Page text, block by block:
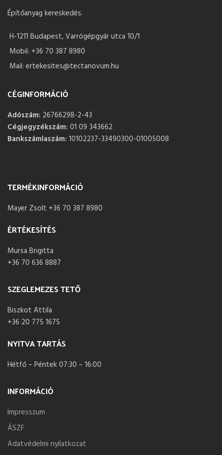
Építőanyag kereskedés.
H-1211 Budapest, Varrógépgyár utca 10/1
Mobil: +36 70 387 8980
Mail: ertekesites@tectanovum.hu
CÉGINFORMÁCIÓ
Adószám: 26766298-2-43
Cégjegyzékszám: 01 09 343662
Bankszámlaszám: 10102237-33490300-01005008
TERMÉKINFORMÁCIÓ
Mayer Zsolt +36 70 387 8980
ÉRTÉKESÍTÉS
Mursa Brigitta
+36 70 636 8887
SZEGLEMEZES TETŐ
Biszkot Attila
+36 20 775 1675
NYITVA TARTÁS
Hétfő – Péntek 07:30 – 16:00
INFORMÁCIÓ
Impresszum
ÁSZF
Adatvédelmi nyilatkozat